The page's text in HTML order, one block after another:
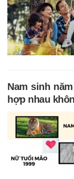
Nam sinh
hợp nhau